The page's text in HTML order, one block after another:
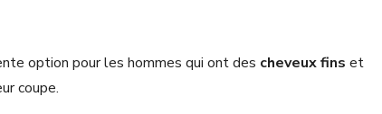
option pour les hommes qui ont des cheveux fins et
coupe.